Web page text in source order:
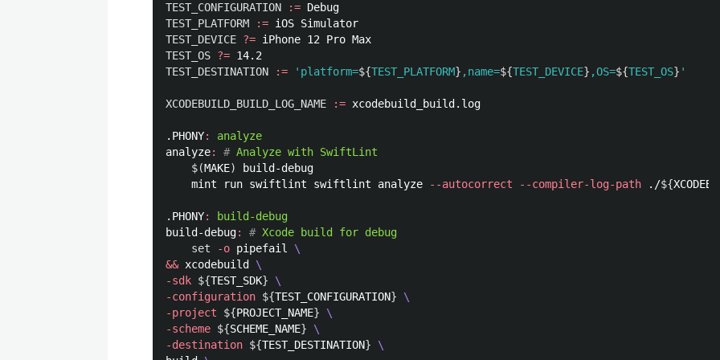
TEST_CONFIGURATION
:=
TEST_PLATFORM
:=
TEST_DEVICE ?=
TEST_OS ?=
TEST_DESTINATION
:= 'platform=${TEST_PLATFORM} ,name=${TEST_DEVICE} ,OS=${TEST_OS} '
XCODEBUILD_BUILD_LOG_NAME := xcodebuild_build.log
.PHONY:
analyze
analyze: # Analyze with SwiftLint
$(MAKE)
build-debug
	mint run swiftlint swiftlint analyze
--autocorrect --compiler-log-path ./${
.PHONY:
build-debug
build-debug: # Xcode build for debug
set
-o pipefail \
&& xcodebuild \
-sdk ${TEST_SDK}
\
-configuration ${TEST_CONFIGURATION}
\
-project
${PROJECT_NAME}
\
-scheme ${SCHEME_NAME}
\
-destination ${TEST_DESTINATION}
\